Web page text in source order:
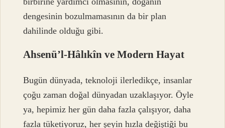
dengesinin bozulmamasının da bir plan
dahilinde olduğu gibi.
Ahsenü’l-Hâlıkîn ve Modern Hayat
Bugün dünyada, teknoloji ilerledikçe, insanlar
çoğu zaman doğal dünyadan uzaklaşıyor. Öyle
ya, hepimiz her gün daha fazla çalışıyor, daha
fazla tüketiyoruz, her şeyin hızla değiştiği bu